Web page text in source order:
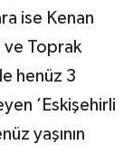
ise Kenan
ve Toprak
henüz 3
’Eskişehirli
yaşının